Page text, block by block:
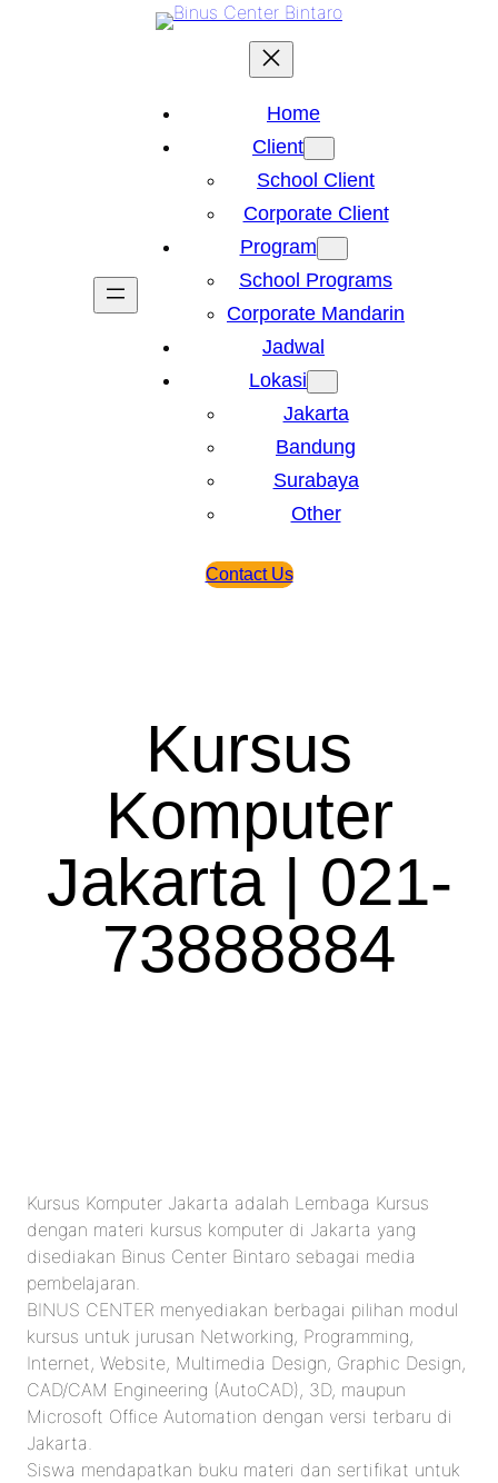
Home
Client
School Client
Corporate Client
Program
School Programs
Corporate Mandarin
Jadwal
Lokasi
Jakarta
Bandung
Surabaya
Other
Contact Us
Kursus
Komputer
Jakarta | 021-
73888884
Kursus Komputer Jakarta adalah Lembaga Kursus
dengan materi kursus komputer di Jakarta yang
disediakan Binus Center Bintaro sebagai media
pembelajaran.
BINUS CENTER menyediakan berbagai pilihan modul
kursus untuk jurusan Networking, Programming,
Internet, Website, Multimedia Design, Graphic Design,
CAD/CAM Engineering (AutoCAD), 3D, maupun
Microsoft Office Automation dengan versi terbaru di
Jakarta.
Siswa mendapatkan buku materi dan sertifikat untuk